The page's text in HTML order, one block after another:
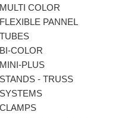
MULTI COLOR
FLEXIBLE PANNEL
TUBES
BI-COLΟR
MINI-PLUS
STANDS - TRUSS
SYSTEMS
CLAMPS